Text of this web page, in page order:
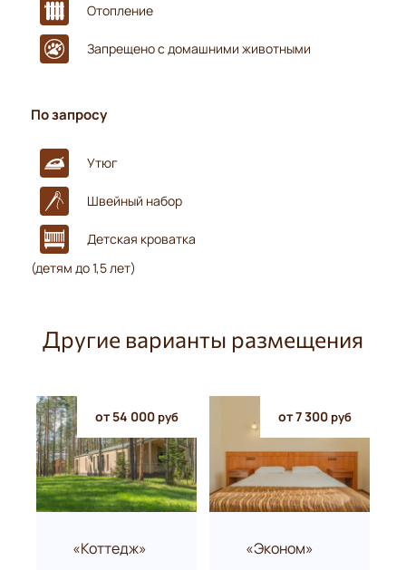
Отопление
Запрещено с домашними животными
По запросу
Утюг
Швейный набор
Детская кроватка
(детям до 1,5 лет)
Другие варианты размещения
«Коттедж»
от 54 000руб
«Эконом»
от 7 300руб